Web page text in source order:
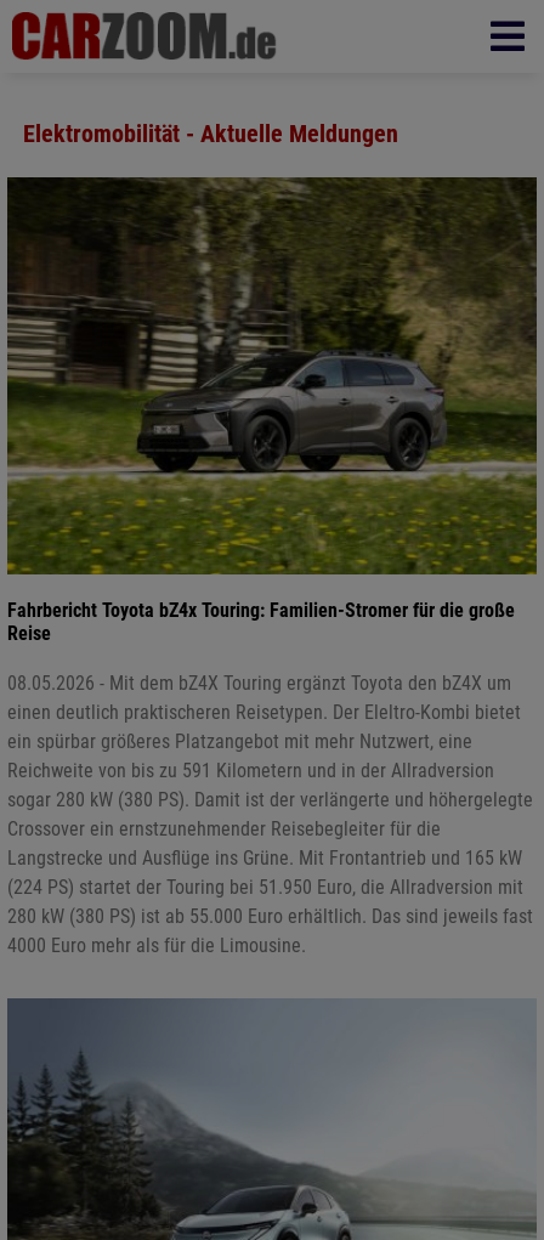
Elektromobilität - Aktuelle Meldungen
Fahrbericht Toyota bZ4x Touring: Familien-Stromer für die große
Reise
08.05.2026 - Mit dem bZ4X Touring ergänzt Toyota den bZ4X um
einen deutlich praktischeren Reisetypen. Der Eleltro-Kombi bietet
ein spürbar größeres Platzangebot mit mehr Nutzwert, eine
Reichweite von bis zu 591 Kilometern und in der Allradversion
sogar 280 kW (380 PS). Damit ist der verlängerte und höhergelegte
Crossover ein ernstzunehmender Reisebegleiter für die
Langstrecke und Ausflüge ins Grüne. Mit Frontantrieb und 165 kW
(224 PS) startet der Touring bei 51.950 Euro, die Allradversion mit
280 kW (380 PS) ist ab 55.000 Euro erhältlich. Das sind jeweils fast
4000 Euro mehr als für die Limousine.